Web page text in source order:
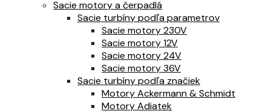
Sacie motory a čerpadlá
Sacie turbíny podľa parametrov
Sacie motory 230V
Sacie motory 12V
Sacie motory 24V
Sacie motory 36V
Sacie turbíny podľa značiek
Motory Ackermann & Schmidt
Motory Adiatek